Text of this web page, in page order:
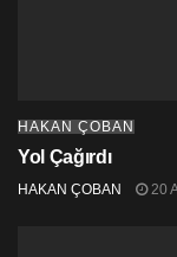
HAKAN ÇOBAN
Yol Çağırdı
HAKAN ÇOBAN 20